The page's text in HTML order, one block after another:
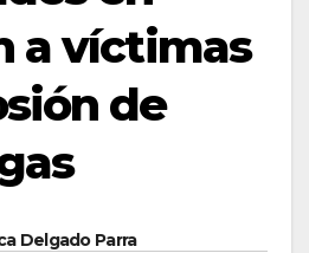
a víctimas
de
Delgado Parra